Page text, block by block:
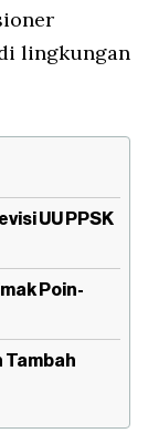
lingkungan
UU PPSK
Poin-
Tambah